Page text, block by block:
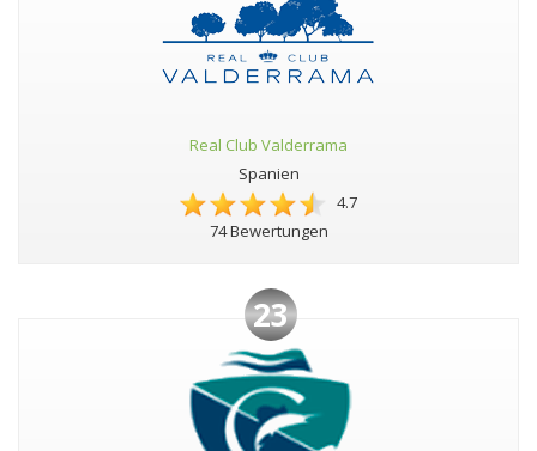
Real Club Valderrama
Spanien
4.7
74 Bewertungen
23